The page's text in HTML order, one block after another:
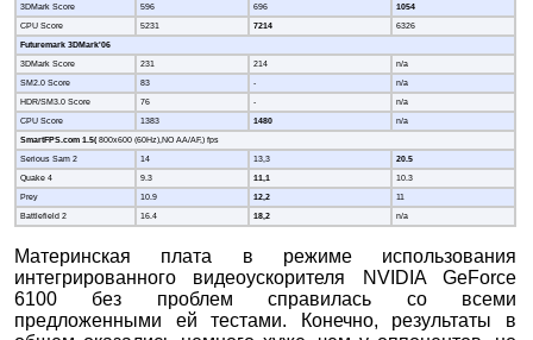
3DMark Score
596 696
1054
CPU Score
5231 7214
6326
Futuremark 3DMark'06
3DMark Score
231 214
n/a
SM2.0 Score
83 -
n/a
HDR/SM3.0 Score
76 -
n/a
CPU Score
1383 1480
n/a
SmartFPS.com 1.5( 800x600 (60Hz),NO AA/AF,) fps
Serious Sam 2
14 13,3
20.5
Quake 4
9.3 11,1
10.3
Prey
10.9 12,2
11
Battlefield 2
16.4 18,2 n/a
Материнская плата в режиме использования
интегрированного видеоускорителя NVIDIA GeForce
6100 без проблем справилась со всеми
предложенными ей тестами. Конечно, результаты в